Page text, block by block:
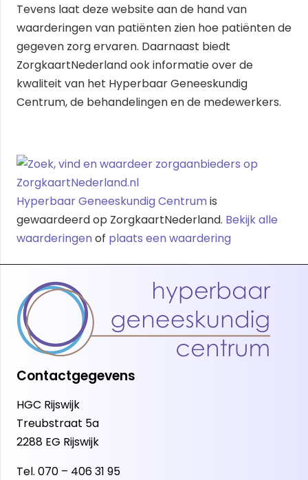
Tevens laat deze website aan de hand van
waarderingen van patiënten zien hoe patiënten de
gegeven zorg ervaren. Daarnaast biedt
ZorgkaartNederland ook informatie over de
kwaliteit van het Hyperbaar Geneeskundig
Centrum, de behandelingen en de medewerkers.
Hyperbaar Geneeskundig Centrum is
gewaardeerd op ZorgkaartNederland. Bekijk alle
waarderingen of plaats een waardering
Contactgegevens
HGC Rijswijk
Treubstraat 5a
2288 EG Rijswijk
Tel. 070 – 406 31 95